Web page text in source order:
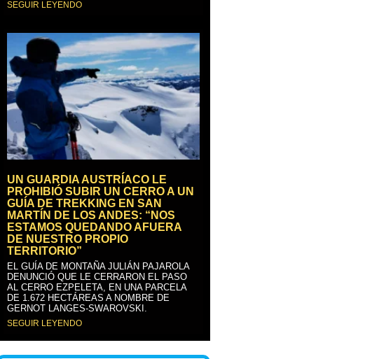
SEGUIR LEYENDO
UN GUARDIA AUSTRÍACO LE
PROHIBIÓ SUBIR UN CERRO A UN
GUÍA DE TREKKING EN SAN
MARTÍN DE LOS ANDES: “NOS
ESTAMOS QUEDANDO AFUERA
DE NUESTRO PROPIO
TERRITORIO”
EL GUÍA DE MONTAÑA JULIÁN PAJAROLA
DENUNCIÓ QUE LE CERRARON EL PASO
AL CERRO EZPELETA, EN UNA PARCELA
DE 1.672 HECTÁREAS A NOMBRE DE
GERNOT LANGES-SWAROVSKI.
SEGUIR LEYENDO